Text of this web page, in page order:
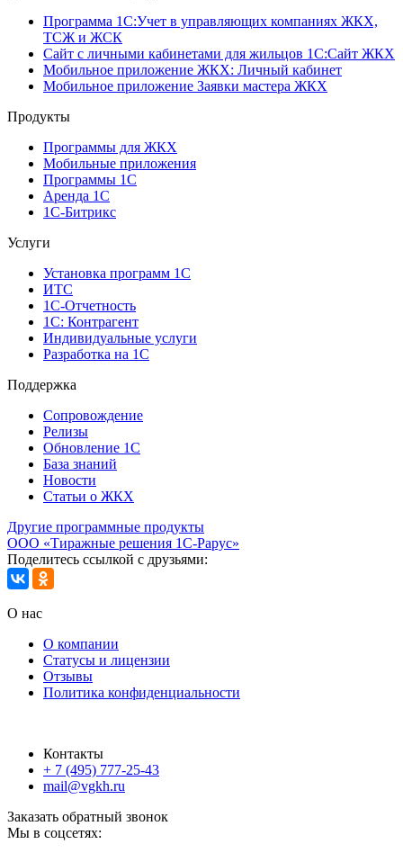
Программа 1C:Учет в управляющих компаниях ЖКХ,
ТСЖ и ЖСК
Сайт с личными кабинетами для жильцов 1С:Сайт ЖКХ
Мобильное приложение ЖКХ: Личный кабинет
Мобильное приложение Заявки мастера ЖКХ
Продукты
Программы для ЖКХ
Мобильные приложения
Программы 1С
Аренда 1С
1С-Битрикс
Услуги
Установка программ 1С
ИТС
1С-Отчетность
1С: Контрагент
Индивидуальные услуги
Разработка на 1С
Поддержка
Сопровождение
Релизы
Обновление 1С
База знаний
Новости
Статьи о ЖКХ
Другие программные продукты
ООО «Тиражные решения 1С-Рарус»
Поделитесь ссылкой с друзьями:
О нас
О компании
Статусы и лицензии
Отзывы
Политика конфиденциальности
Контакты
+ 7 (495) 777-25-43
mail@vgkh.ru
Заказать обратный звонок
Мы в соцсетях: